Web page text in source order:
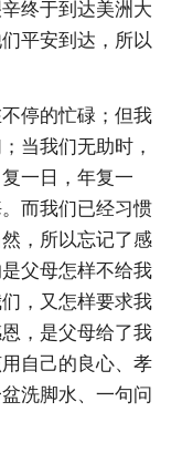
终于到达美洲大
平安到达，所以
停的忙碌；但我
当我们无助时，
一日，年复一
而我们已经习惯
，所以忘记了感
父母怎样不给我
，又怎样要求我
，是父母给了我
自己的良心、孝
洗脚水、一句问